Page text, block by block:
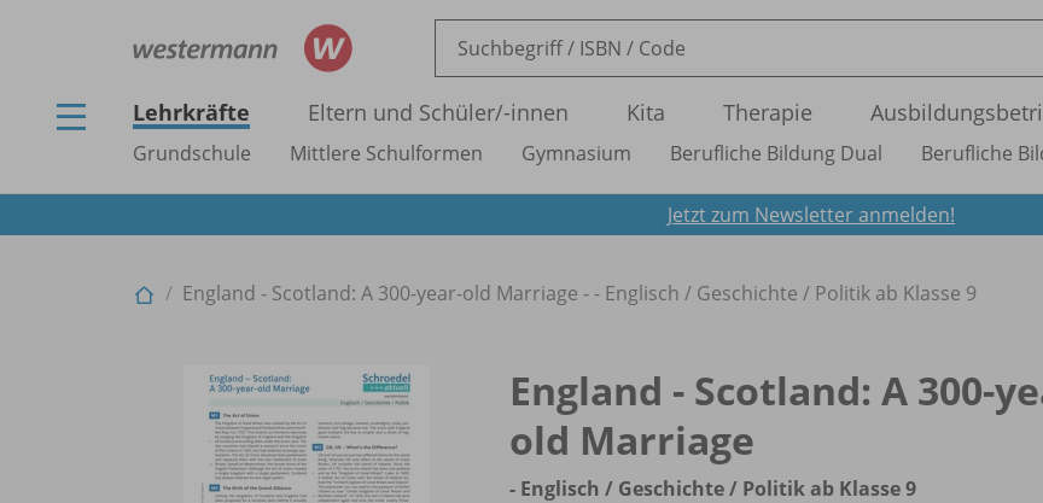
Lehrkräfte Eltern und Schüler/-innen Kita Therapie
Grundschule Mittlere Schulformen Gymnasium Berufliche Bildung Dual Berufliche
Jetzt zum Newsletter anmelden!
England - Scotland: A 300-year-old Marriage - - Englisch / Geschichte / Politik ab Klasse 9
England - Scotland: A 300-
old Marriage
- Englisch / Geschichte / Politik ab Klasse 9